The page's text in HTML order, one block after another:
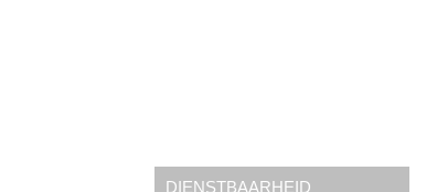
DIENSTBAARHEID